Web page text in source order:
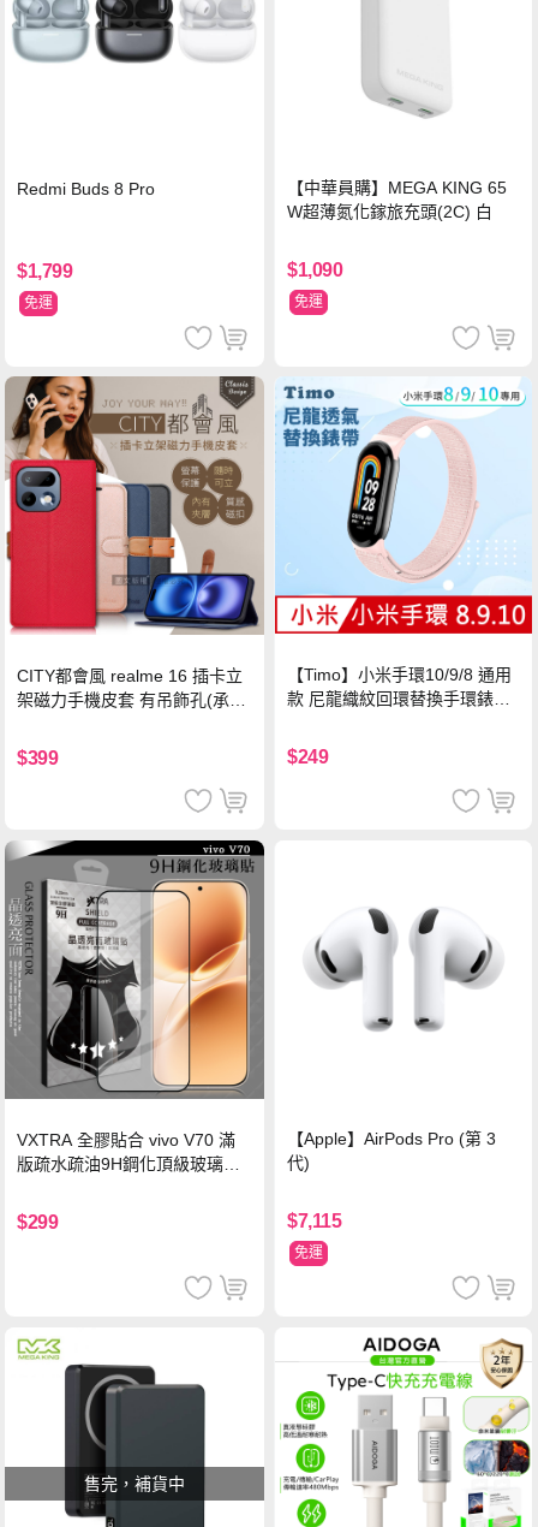
Redmi Buds 8 Pro
$1,799
免運
【中華員購】MEGA KING 65
W超薄氮化鎵旅充頭(2C) 白
$1,090
免運
CITY都會風 realme 16 插卡立
架磁力手機皮套 有吊飾孔(承諾
$399
【Timo】小米手環10/9/8 通用
款 尼龍織紋回環替換手環錶帶-
$249
VXTRA 全膠貼合 vivo V70 滿
版疏水疏油9H鋼化頂級玻璃貼
$299
【Apple】AirPods Pro (第 3
代)
$7,115
免運
售完，補貨中